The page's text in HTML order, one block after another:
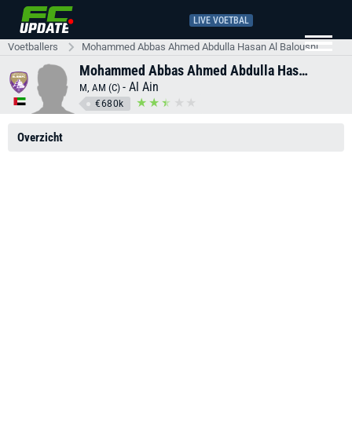
LIVE VOETBAL
Voetballers Mohammed Abbas Ahmed Abdulla Hasan Al Baloushi
Mohammed Abbas Ahmed Abdulla Hasan Al Baloushi
M, AM (C) - Al Ain
€680k
Overzicht